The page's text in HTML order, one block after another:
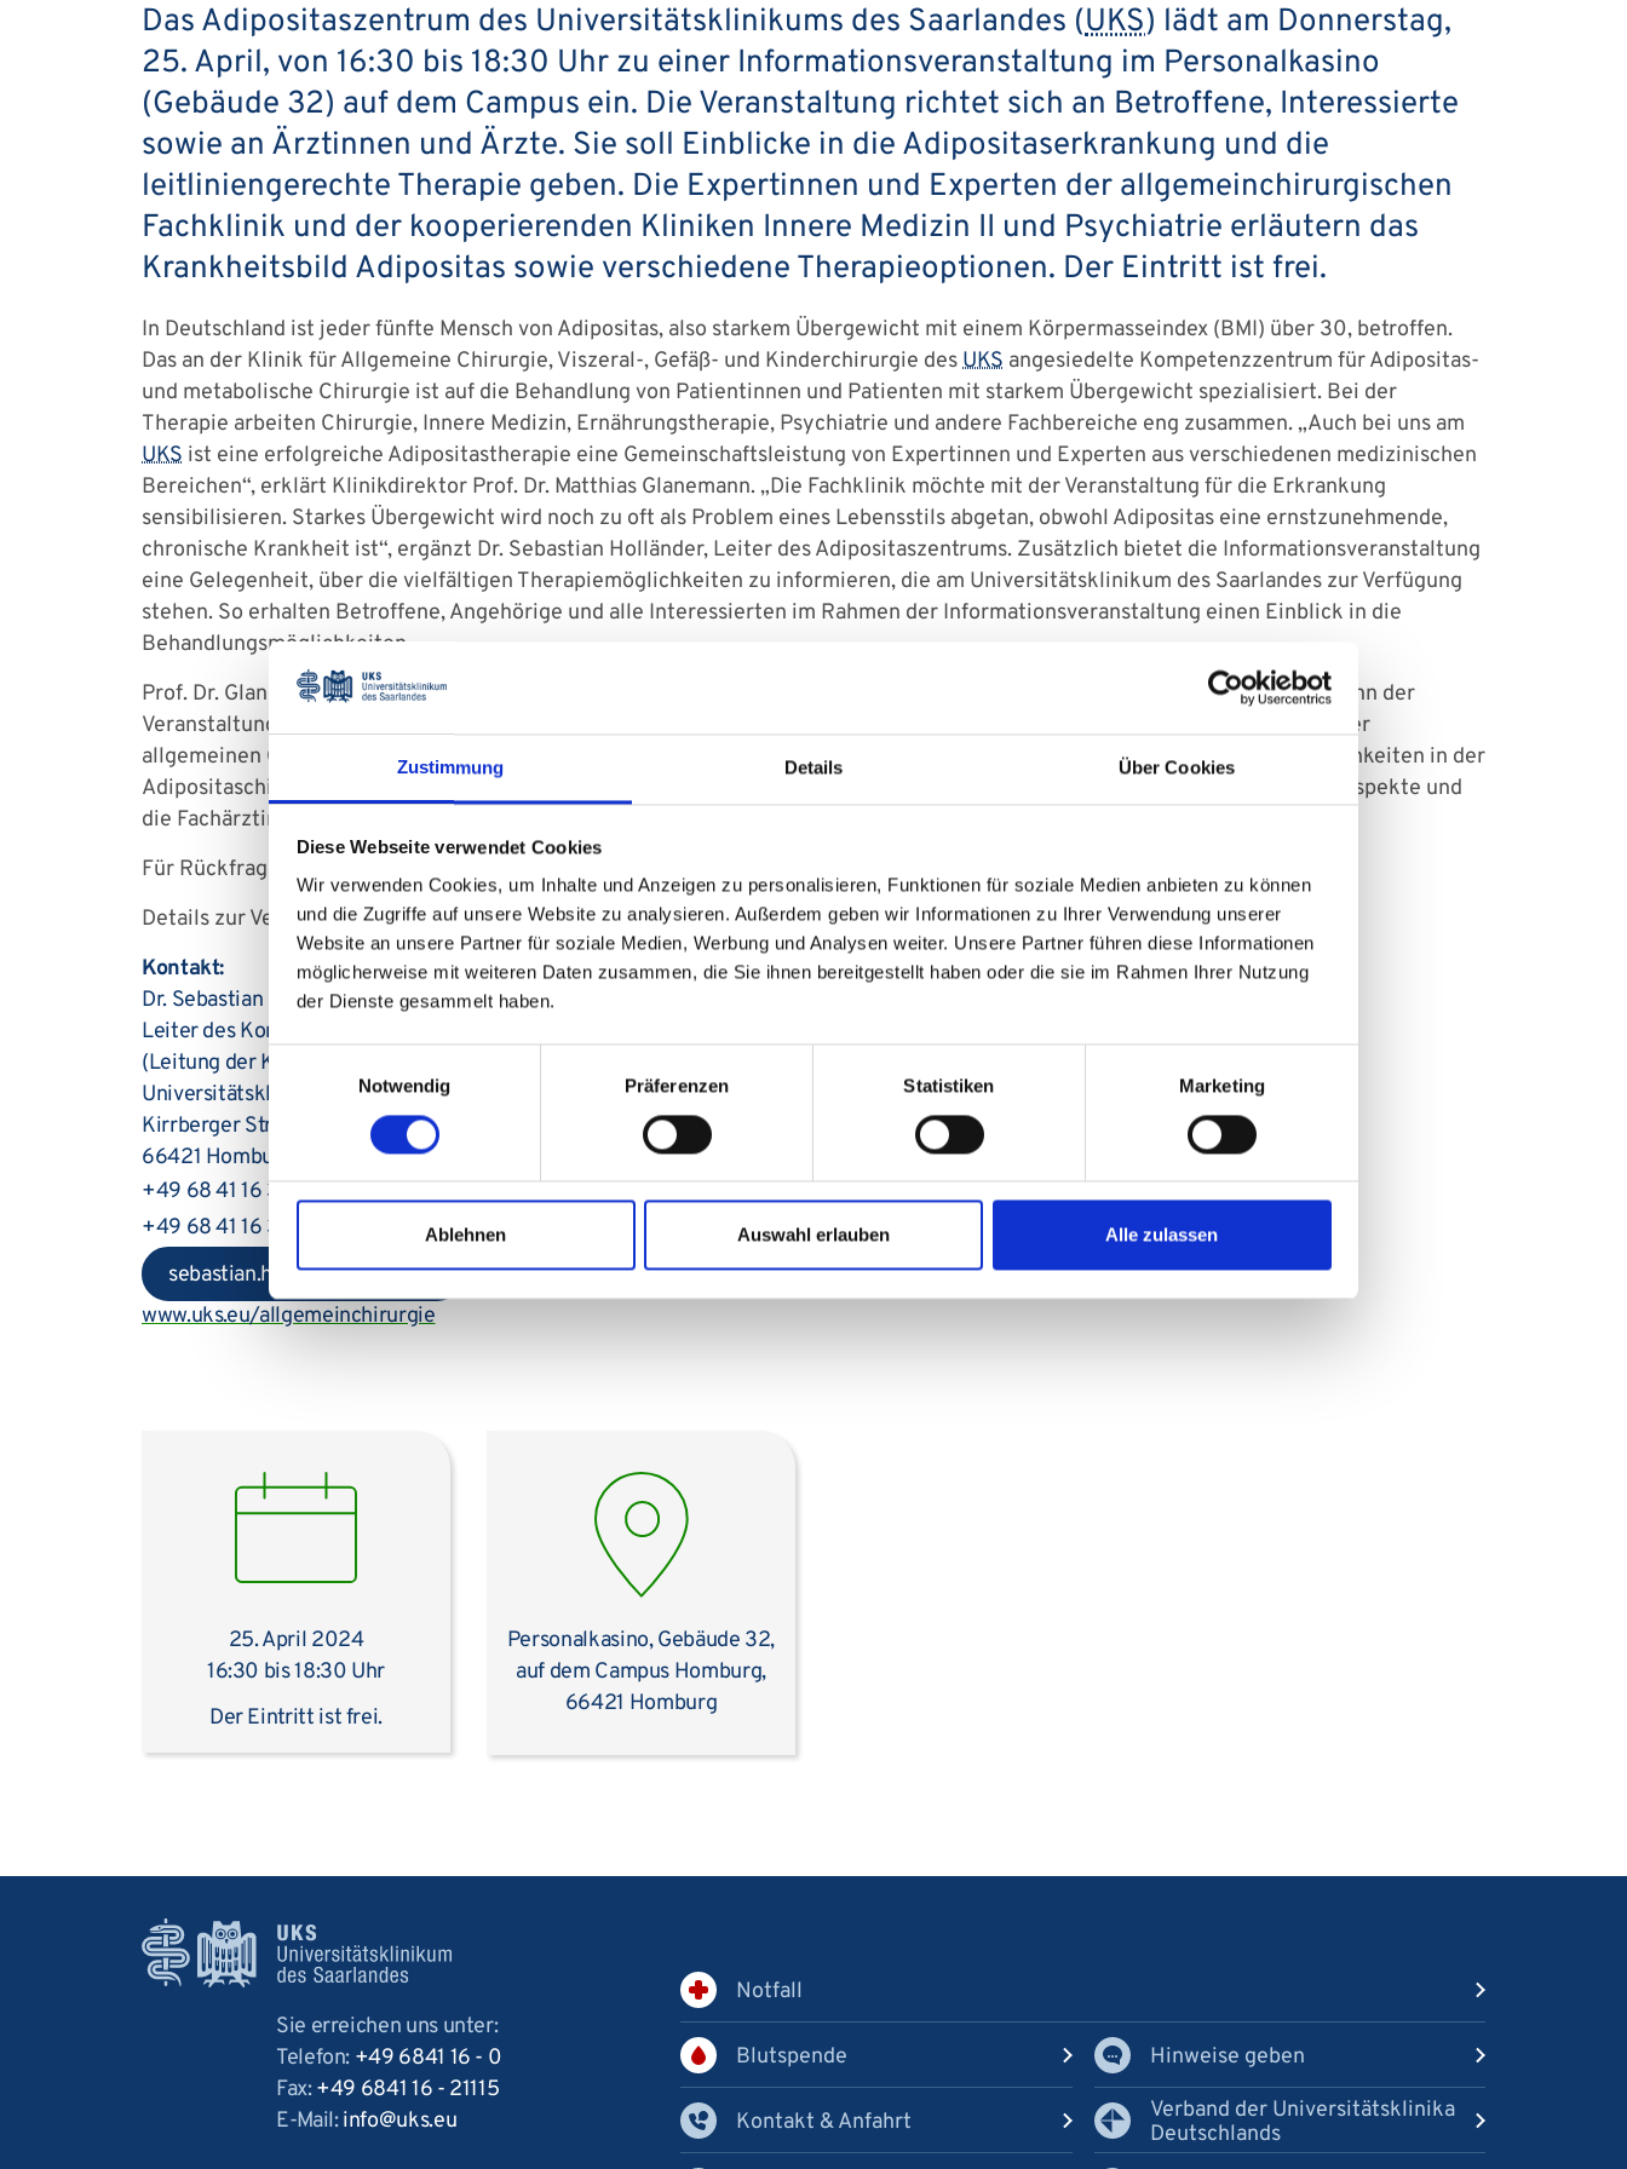
Zustimmung Details Über Cookies
Diese Webseite verwendet Cookies
Wir verwenden Cookies, um Inhalte und Anzeigen zu personalisieren, Funktionen für soziale Medien anbieten zu können
und die Zugriffe auf unsere Website zu analysieren. Außerdem geben wir Informationen zu Ihrer Verwendung unserer
Website an unsere Partner für soziale Medien, Werbung und Analysen weiter. Unsere Partner führen diese Informationen
möglicherweise mit weiteren Daten zusammen, die Sie ihnen bereitgestellt haben oder die sie im Rahmen Ihrer Nutzung
der Dienste gesammelt haben.
Einwilligungsauswahl
Notwendig
Präferenzen Statistiken Marketing
Ablehnen Auswahl erlauben Alle zulassen
Das Adipositaszentrum des Universitätsklinikums des Saarlandes (UKS) lädt am Donnerstag,
25. April, von 16:30 bis 18:30 Uhr zu einer Informationsveranstaltung im Personalkasino
(Gebäude 32) auf dem Campus ein. Die Veranstaltung richtet sich an Betroffene, Interessierte
sowie an Ärztinnen und Ärzte. Sie soll Einblicke in die Adipositaserkrankung und die
leitliniengerechte Therapie geben. Die Expertinnen und Experten der allgemeinchirurgischen
Fachklinik und der kooperierenden Kliniken Innere Medizin II und Psychiatrie erläutern das
Krankheitsbild Adipositas sowie verschiedene Therapieoptionen. Der Eintritt ist frei.
In Deutschland ist jeder fünfte Mensch von Adipositas, also starkem Übergewicht mit einem Körpermasseindex (BMI) über 30, betroffen.
Das an der Klinik für Allgemeine Chirurgie, Viszeral-, Gefäß- und Kinderchirurgie desUKS angesiedelte Kompetenzzentrum für Adipositas-
und metabolische Chirurgie ist auf die Behandlung von Patientinnen und Patienten mit starkem Übergewicht spezialisiert. Bei der
Therapie arbeiten Chirurgie, Innere Medizin, Ernährungstherapie, Psychiatrie und andere Fachbereiche eng zusammen. „Auch bei uns am
UKS ist eine erfolgreiche Adipositastherapie eine Gemeinschaftsleistung von Expertinnen und Experten aus verschiedenen medizinischen
Bereichen“, erklärt Klinikdirektor Prof. Dr. Matthias Glanemann. „Die Fachklinik möchte mit der Veranstaltung für die Erkrankung
sensibilisieren. Starkes Übergewicht wird noch zu oft als Problem eines Lebensstils abgetan, obwohl Adipositas eine ernstzunehmende,
chronische Krankheit ist“, ergänzt Dr. Sebastian Holländer, Leiter des Adipositaszentrums. Zusätzlich bietet die Informationsveranstaltung
eine Gelegenheit, über die vielfältigen Therapiemöglichkeiten zu informieren, die am Universitätsklinikum des Saarlandes zur Verfügung
stehen. So erhalten Betroffene, Angehörige und alle Interessierten im Rahmen der Informationsveranstaltung einen Einblick in die
Behandlungsmöglichkeiten.
Prof. Dr. Glanemann wird die Teilnehmenden gemeinsam mit Dr. Holländer begrüßen und durch das Programm führen. Zu Beginn der
Veranstaltung führt Dr. Holländer grundlegend in die Erkrankung ein. Anschließend berichtet Dr. Philipp Scherber, Oberarzt der
allgemeinen Chirurgie und Viszeralchirurgie am Universitätsklinikum des Saarlandes, über die operativen Versorgungsmöglichkeiten in der
Adipositaschirurgie. Weiterhin hält die ernährungsmedizinische Expertin Dr. Verena Keller einen Vortrag über internistische Aspekte und
die Fachärztin Dr. Angelika Thönnes aus der Psychiatrie beleuchtet die psychosomatische Seite der Erkrankung.
Für Rückfragen und den Austausch der Teilnehmenden ist wieder genügend Raum eingeplant.
Details zur Veranstaltung finden Siehier.
Kontakt:
Dr. Sebastian Holländer
Leiter des Kompetenzzentrums für Adipositaschirurgie
(Leitung der Klinik für Allgemeine Chirurgie, Viszeral-, Gefäß- und Kinderchirurgie: Univ.-Prof. Dr. Matthias Glanemann)
Universitätsklinikum des Saarlandes
Kirrberger Straße
66421 Homburg
+49 68 41 16 31010
+49 68 41 16 31002
sebastian.hollaender@uks.eu
www.uks.eu/allgemeinchirurgie
25. April 2024
16:30 bis 18:30 Uhr
Der Eintritt ist frei.
Personalkasino, Gebäude 32,
auf dem Campus Homburg,
66421 Homburg
Notfall
Blutspende
Kontakt & Anfahrt
Hinweise geben
Verband der Universitätsklinika
Deutschlands
Sie erreichen uns unter:
Telefon: +49 6841 16 - 0
Fax:+49 6841 16 - 21115
E-Mail:info ukseu